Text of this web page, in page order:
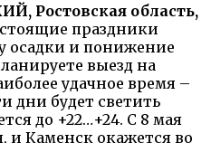
Ростовская область,
праздники
осадки и понижение
выезд на
удачное время –
дни будет светить
до +22…+24. С 8 мая
и Каменск окажется во